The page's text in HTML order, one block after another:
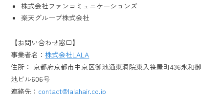
株式会社ファンコミュニケーションズ
楽天グループ株式会社
【お問い合わせ窓口】
事業者名：株式会社LALA
住所： 京都府京都市中京区御池通東洞院東入笹屋町436永和御
池ビル606号
連絡先： contact@lalahair.co.jp